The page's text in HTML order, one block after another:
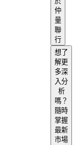
仲
量
聯
行
想了
解更
多深
入分
析
嗎？
隨時
掌握
最新
市場